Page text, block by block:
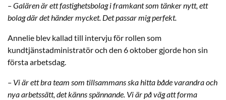
– Galären är ett fastighetsbolag i framkant som tänker nytt, ett
bolag där det händer mycket. Det passar mig perfekt.
Annelie blev kallad till intervju för rollen som
kundtjänstadministratör och den 6 oktober gjorde hon sin
första arbetsdag.
– Vi är ett bra team som tillsammans ska hitta både varandra och
nya arbetssätt, det känns spännande. Vi är på väg att forma